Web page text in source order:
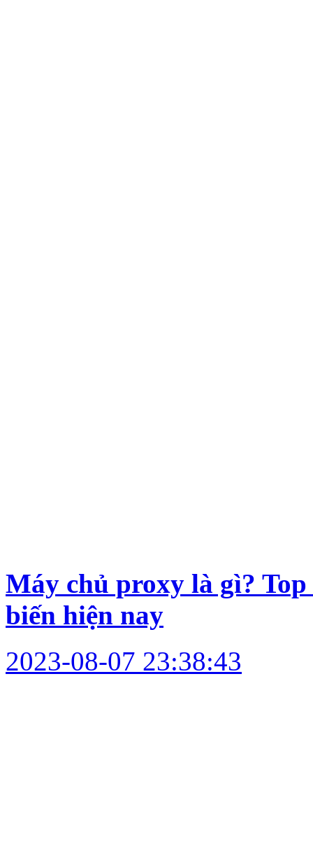
Máy chủ proxy là gì?
biến hiện nay
2023-08-07 23:38:43